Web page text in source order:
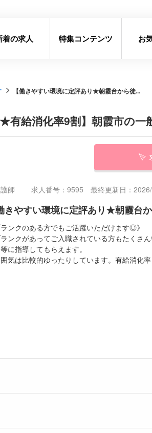
着の求人 特集コンテンツ お
【働きやすい環境に定評あり★朝霞台から徒...
有給消化率9割】朝霞市の
師 求人番号：9595 最終更新日：
きやすい環境に定評あり★朝霞
ランクのある方でもご活躍いただけます◎》
ンクがあってご入職されている方もたくさ
に指導してもらえます。
気は比較的ゆったりしています。有給消化